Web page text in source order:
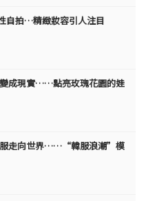
自拍…精緻妝容引人注目
成現實……點亮玫瑰花園的娃
服走向世界……“韓服浪潮”模